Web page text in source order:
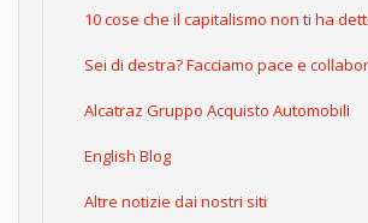
10 cose che il capitalismo non ti ha
Sei di destra? Facciamo pace e
Alcatraz Gruppo Acquisto Automobili
English Blog
Altre notizie dai nostri siti